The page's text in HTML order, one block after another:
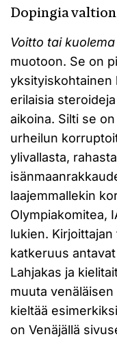
Dopingia
Voitto tai kuolema
muotoon. Se on
yksityiskohtainen
erilaisia
aikoina. Silti se
urheilun
ylivallasta,
laajemmallekin
Olympiakomitea,
lukien.
katkeruus
Lahjakas ja
muuta
kieltää
on Venäjällä